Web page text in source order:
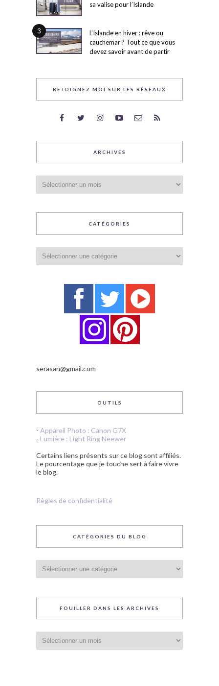
sa valise pour l’Islande
3
L’Islande en hiver : rêve ou
cauchemar ? Tout ce que vous
devez savoir avant de partir
REJOIGNEZ MOI SUR LES RÉSEAUX
ARCHIVES
CATÉGORIES
serasan@gmail.com
OUTILS
- Appareil Photo : Canon G7X
- Lumière : Light Ring Neewer
Certains liens présents sur ce blog sont affiliés.
Le pourcentage que je touche sert à faire vivre
le blog.
Règles de confidentialité
CATÉGORIES DU BLOG
du
blog
FOUILLER DANS LES ARCHIVES
dans
les